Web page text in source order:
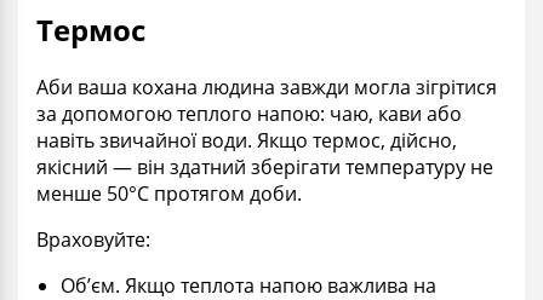
Термос
Аби ваша кохана людина завжди могла зігрітися
за допомогою теплого напою: чаю, кави або
навіть звичайної води. Якщо термос, дійсно,
якісний — він здатний зберігати температуру не
менше 50°C протягом доби.
Враховуйте:
Об’єм. Якщо теплота напою важлива на